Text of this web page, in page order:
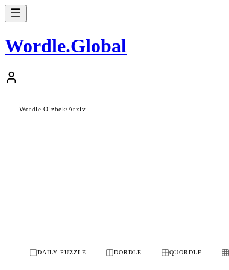
Wordle.Global
Wordle Oʻzbek/Arxiv
DAILY PUZZLE DORDLE QUORDLE